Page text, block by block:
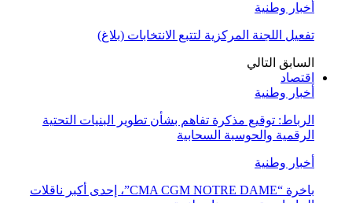
أخبار وطنية
تفعيل اللجنة المركزية لتتبع الانتخابات (بلاغ)
السابق التالي
اقتصاد
أخبار وطنية
الرباط: توقيع مذكرة تفاهم بشأن تطوير البنيات التحتية
الرقمية والحوسبة السحابية
أخبار وطنية
باخرة “CMA CGM NOTRE DAME”، إحدى أكبر ناقلات